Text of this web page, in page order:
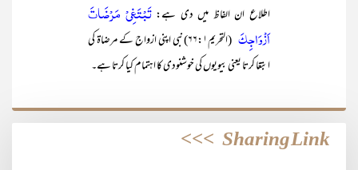
اطلاع ان الفاظ میں دی ہے: تَبْتَغِيْ مَرْضَاتَ
اَزْوَاجِكَ
(التحریم۶۶:۱) نبی اپنی ازواج کے مرضاۃ کی
ابتغا کرتا یعنی بیویوں کی خوشنودی کا اہتمام کیا کرتا ہے۔
Sharing Link
>>>